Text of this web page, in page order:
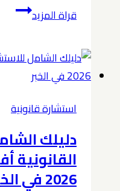
قراة المزيدخدمات
الأعمال
في
الخبر
استشارة قانونية
دليلك